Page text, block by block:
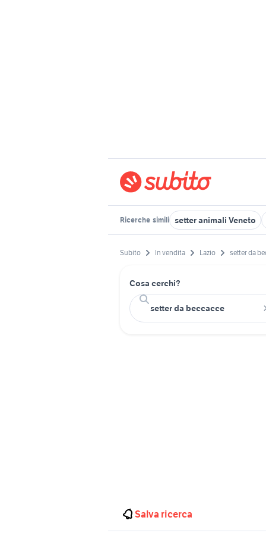
Ricerche simili setter animali Veneto
Subito In vendita Lazio setter da
Cosa cerchi?
Salva ricerca